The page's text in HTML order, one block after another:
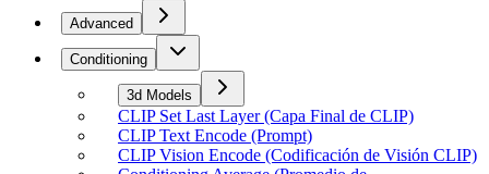
Advanced
Conditioning
3d Models
CLIP Set Last Layer (Capa Final de CLIP)
CLIP Text Encode (Prompt)
CLIP Vision Encode (Codificación de Visión CLIP)